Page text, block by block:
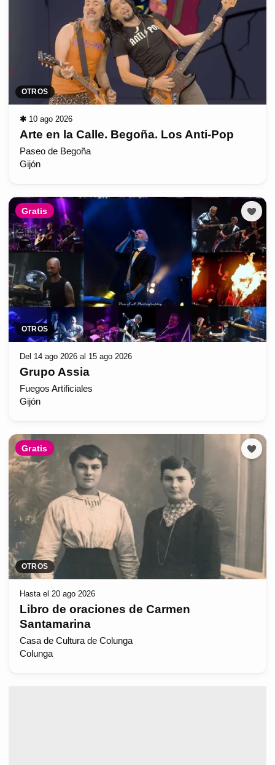
OTROS
✱ 10 ago 2026
Arte en la Calle. Begoña. Los Anti-Pop
Paseo de Begoña
Gijón
Gratis
OTROS
Del 14 ago 2026 al 15 ago 2026
Grupo Assia
Fuegos Artificiales
Gijón
Gratis
OTROS
Hasta el 20 ago 2026
Libro de oraciones de Carmen
Santamarina
Casa de Cultura de Colunga
Colunga